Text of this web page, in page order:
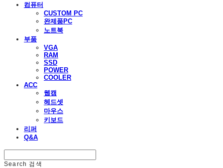
컴퓨터
CUSTOM PC
완제품PC
노트북
부품
VGA
RAM
SSD
POWER
COOLER
ACC
웹캠
헤드셋
마우스
키보드
리퍼
Q&A
Search 검색